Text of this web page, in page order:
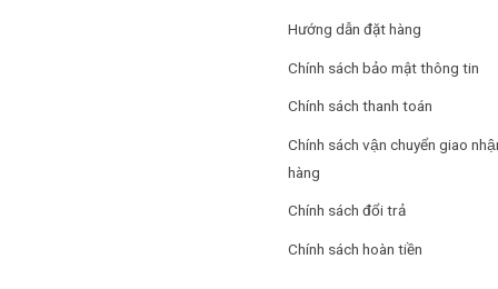
Hướng dẫn đặt hàng
Chính sách bảo mật thông tin
Chính sách thanh toán
Chính sách vận chuyển giao
hàng
Chính sách đổi trả
Chính sách hoàn tiền